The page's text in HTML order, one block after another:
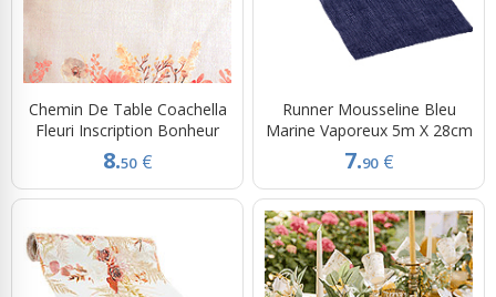
Chemin De Table Coachella
Fleuri Inscription Bonheur
8.50 €
Runner Mousseline Bleu
Marine Vaporeux 5m X 28cm
7.90 €